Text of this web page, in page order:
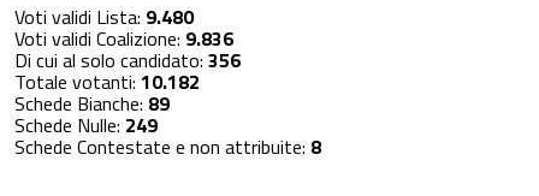
Voti validi Lista: 9.480
Voti validi Coalizione: 9.836
Di cui al solo candidato: 356
Totale votanti: 10.182
Schede Bianche: 89
Schede Nulle: 249
Schede Contestate e non attribuite: 8